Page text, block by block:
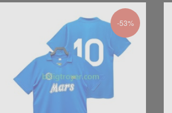
-53%